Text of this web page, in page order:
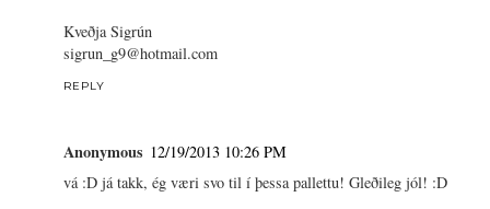
Kveðja Sigrún
sigrun_g9@hotmail.com
REPLY
Anonymous 12/19/2013 10:26 PM
vá :D já takk, ég væri svo til í þessa pallettu! Gleðileg jól! :D